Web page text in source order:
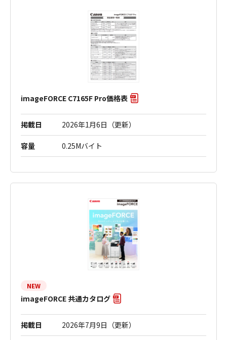
imageFORCE C7165F Pro価格表
掲載日 2026年1月6日（更新）
容量 0.25Mバイト
NEW
imageFORCE 共通カタログ
掲載日 2026年7月9日（更新）